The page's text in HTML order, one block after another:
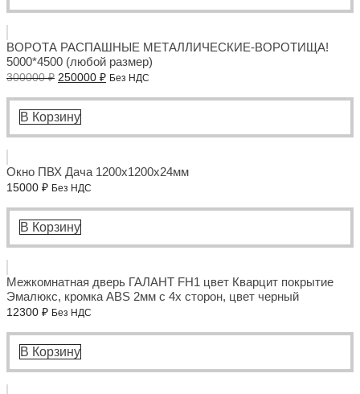
ВОРОТА РАСПАШНЫЕ МЕТАЛЛИЧЕСКИЕ-ВОРОТИЩА!
5000*4500 (любой размер)
300000₽ Первоначальная
составляла
300000 ₽.
250000 ₽Текущая
250000 ₽.
Без НДС
В Корзину
Окно ПВХ Дача 1200x1200x24мм
15000 ₽ Без НДС
В Корзину
Межкомнатная дверь ГАЛАНТ FH1 цвет Кварцит покрытие
Эмалюкс, кромка ABS 2мм с 4х сторон, цвет черный
12300 ₽ Без НДС
В Корзину